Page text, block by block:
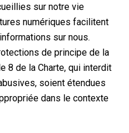
sur notre vie
numériques facilitent
sur nous.
de principe de la
8 de la Charte, qui interdit
soient étendues
dans le contexte